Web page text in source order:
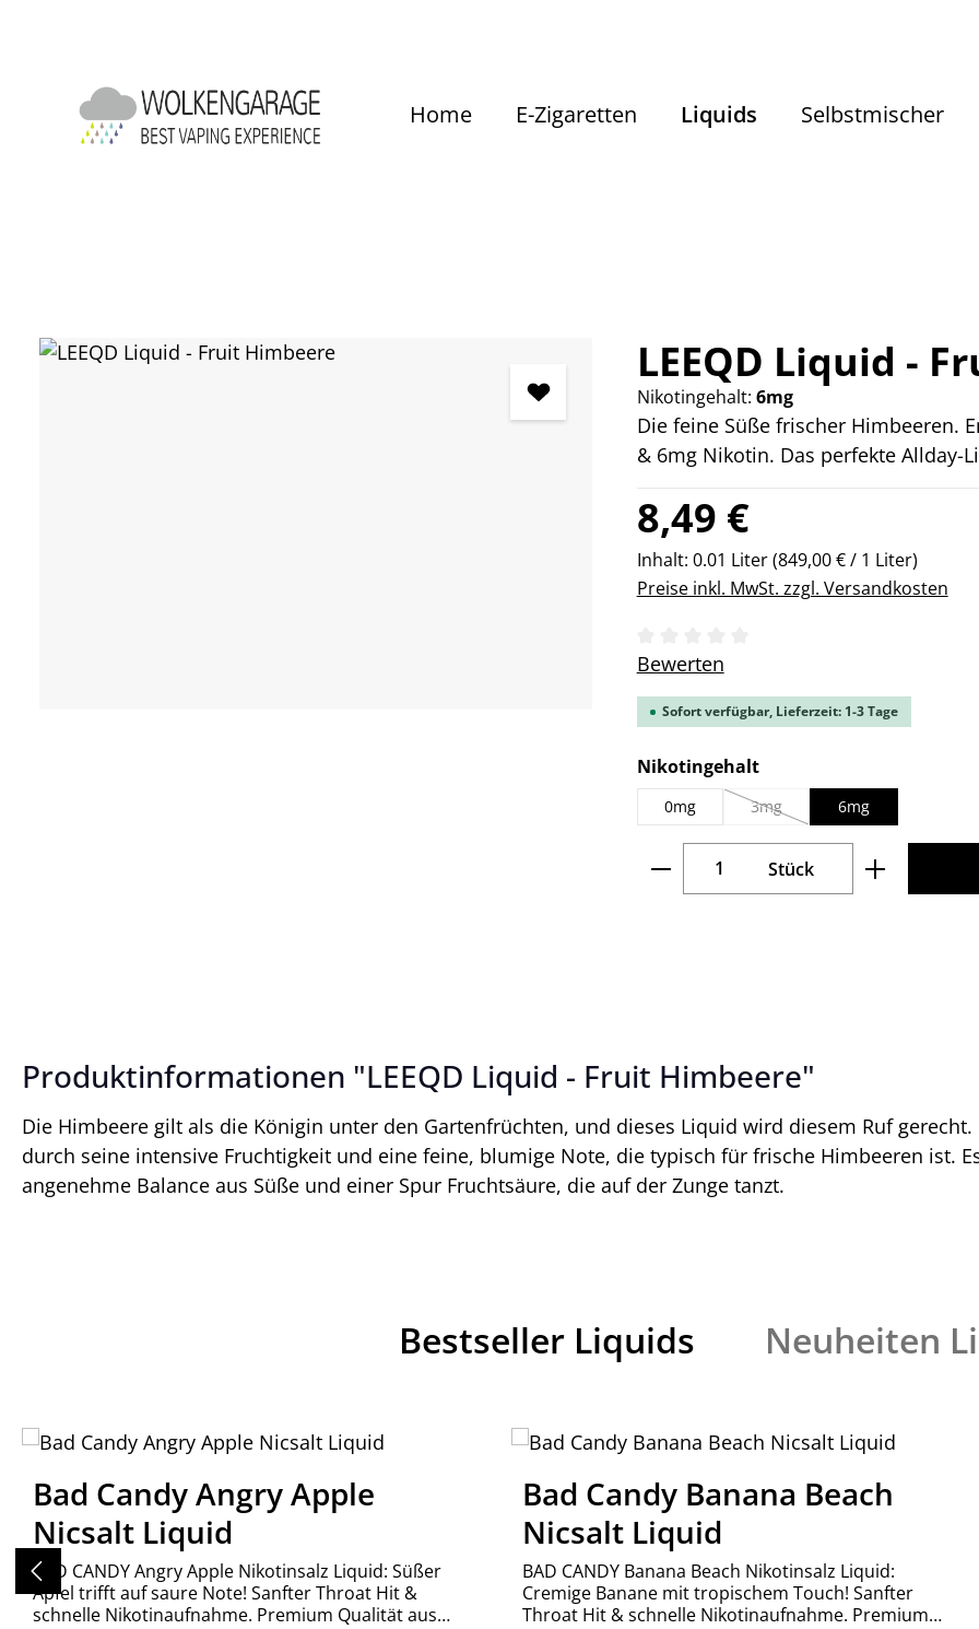
Home E-Zigaretten Liquids Selbstmischer
Bildergalerie überspringen LEEQD Liquid -
Nikotingehalt: 6mg
Die feine Süße frischer Himbeeren.
& 6mg Nikotin. Das perfekte Allday-
Regulärer Preis:
8,49 €
Inhalt: 0.01 Liter(849,00 € / 1 Liter)
Preise inkl. MwSt. zzgl. Versandkosten
Durchschnittliche Bewertung von 0
Bewerten
Sofort verfügbar, Lieferzeit: 1-3 Tage
Nikotingehaltauswählen
0mg 3mg
(Diese Option ist zurzeit nicht
6mg
Produkt Anzahl: Gib den
Stück
Produktinformationen "LEEQD Liquid - Fruit Himbeere"
Die Himbeere gilt als die Königin unter den Gartenfrüchten, und dieses Liquid wird diesem Ruf
durch seine intensive Fruchtigkeit und eine feine, blumige Note, die typisch für frische Himbeeren ist.
angenehme Balance aus Süße und einer Spur Fruchtsäure, die auf der Zunge tanzt.
Bestseller Liquids Neuheiten
Produktgalerie überspringen
Bad Candy Angry Apple
Nicsalt Liquid
BAD CANDY Angry Apple Nikotinsalz Liquid: Süßer
Apfel trifft auf saure Note! Sanfter Throat Hit &
schnelle Nikotinaufnahme. Premium Qualität aus
Bad Candy Banana Beach
Nicsalt Liquid
BAD CANDY Banana Beach Nikotinsalz Liquid:
Cremige Banane mit tropischem Touch! Sanfter
Throat Hit & schnelle Nikotinaufnahme. Premium